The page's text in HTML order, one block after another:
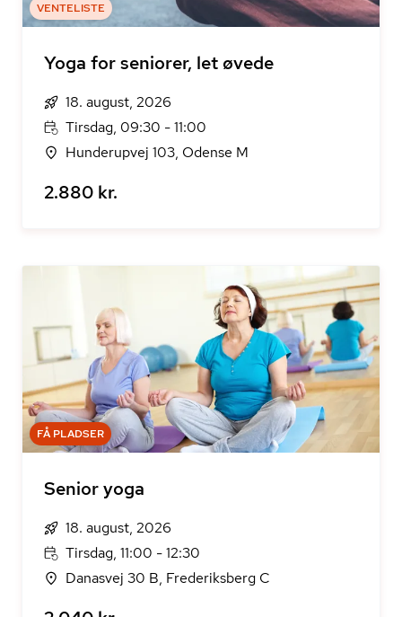
VENTELISTE
Yoga for seniorer, let øvede
18. august, 2026
Tirsdag, 09:30 - 11:00
Hunderupvej 103, Odense M
2.880 kr.
FÅ PLADSER
Senior yoga
18. august, 2026
Tirsdag, 11:00 - 12:30
Danasvej 30 B, Frederiksberg C